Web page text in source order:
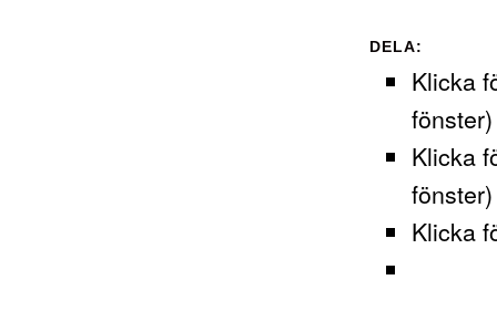
DELA:
Klicka
fönster)
Klicka
fönster)
Klicka